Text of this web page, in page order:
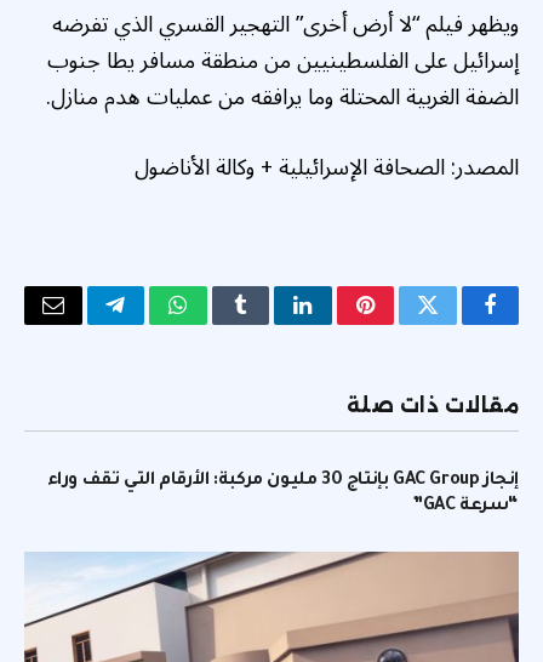
ويظهر فيلم “لا أرض أخرى” التهجير القسري الذي تفرضه
إسرائيل على الفلسطينيين من منطقة مسافر يطا جنوب
الضفة الغربية المحتلة وما يرافقه من عمليات هدم منازل.
المصدر:الصحافة الإسرائيلية+وكالة الأناضول
فيسبوكتويتر بينتيريستلينكدإنTumblrواتسابتيلقرامالبريد
مقالات ذات صلة
إنجاز GAC Group بإنتاج 30 مليون مركبة: الأرقام التي تقف وراء
“سرعة GAC”